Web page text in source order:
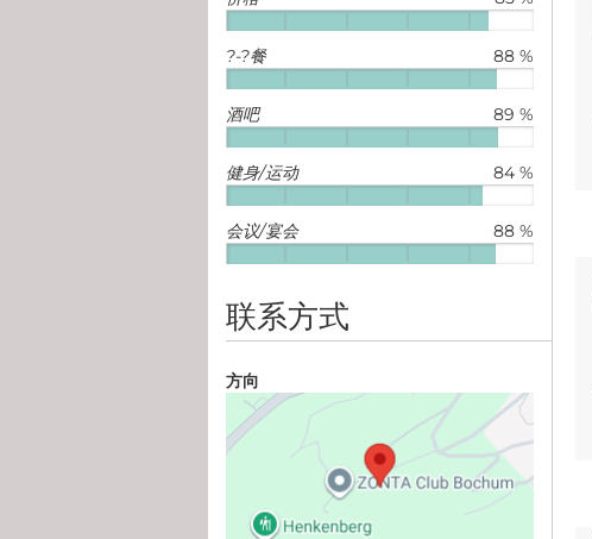
88 %
?-?餐
89 %
酒吧
84 %
健身/运动
88 %
会议/宴会
联系方式
方向